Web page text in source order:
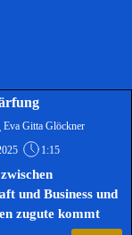
Eva Gitta Glöckner
1:15
und Business und
zugute kommt